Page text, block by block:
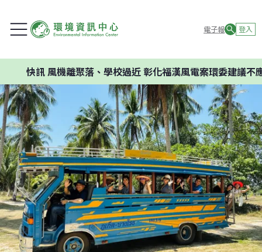
電子報 登入
機離聚落、學校過近 彰化福漢風電案環委建議不應開發